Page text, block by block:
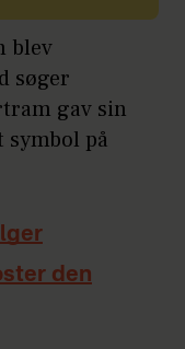
blev
søger
gav sin
på
den